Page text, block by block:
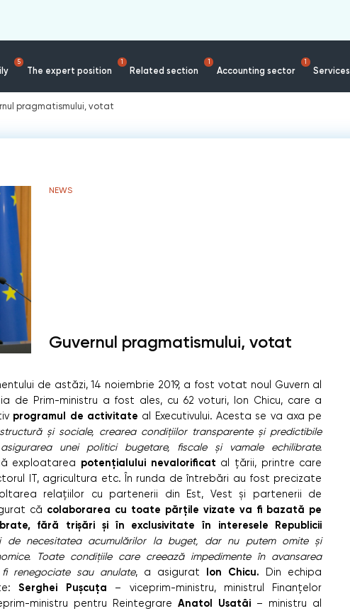
5
The expert position
1
Related section
1
Accounting sector
1
Services
pragmatismului, votat
NEWS
Guvernul pragmatismului, votat
de astăzi, 14 noiembrie 2019, a fost votat noul Guvern al
de Prim-ministru a fost ales, cu 62 voturi, Ion Chicu, care a
programul de activitate al Executivului. Acesta se va axa pe
și sociale, crearea condițiilor transparente și predictibile
unei politici bugetare, fiscale și vamale echilibrate.
exploatarea potențialului nevalorificat al țării, printre care
IT, agricultura etc. În runda de întrebări au fost precizate
relațiilor cu partenerii din Est, Vest și partenerii de
că colaborarea cu toate părțile vizate va fi bazată pe
fără trișări și în exclusivitate în interesele Republicii
de necesitatea acumulărilor la buget, dar nu putem omite și
Toate condițiile care creează impedimente în avansarea
renegociate sau anulate, a asigurat Ion Chicu. Din echipa
Serghei Pușcuța – viceprim-ministru, ministrul Finanțelor
ministru pentru Reintegrare Anatol Usatâi – ministru al